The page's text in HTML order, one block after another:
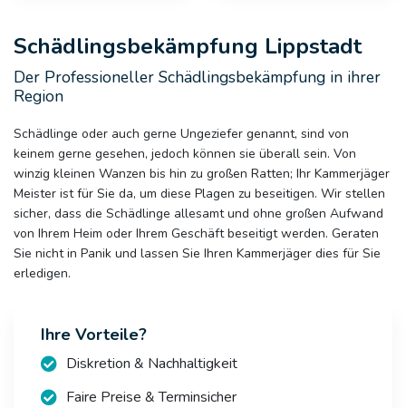
Schädlingsbekämpfung Lippstadt
Der Professioneller Schädlingsbekämpfung in ihrer
Region
Schädlinge oder auch gerne Ungeziefer genannt, sind von
keinem gerne gesehen, jedoch können sie überall sein. Von
winzig kleinen Wanzen bis hin zu großen Ratten; Ihr Kammerjäger
Meister ist für Sie da, um diese Plagen zu beseitigen. Wir stellen
sicher, dass die Schädlinge allesamt und ohne großen Aufwand
von Ihrem Heim oder Ihrem Geschäft beseitigt werden. Geraten
Sie nicht in Panik und lassen Sie Ihren Kammerjäger dies für Sie
erledigen.
Ihre Vorteile?
Diskretion & Nachhaltigkeit
Faire Preise & Terminsicher